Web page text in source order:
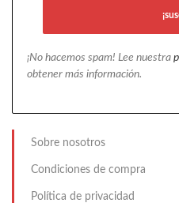
¡No hacemos spam! Lee nuestra
obtener más información.
Sobre nosotros
Condiciones de compra
Política de privacidad